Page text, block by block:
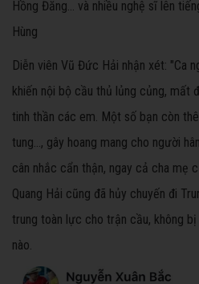
Hồng Đăng... và nhiều nghệ sĩ lên
Hùng
Diễn viên Vũ Đức Hải nhận xét: "Ca
khiến nội bộ cầu thủ lủng củng, mất
tinh thần các em. Một số bạn còn
tung..., gây hoang mang cho người
cân nhắc cẩn thận, ngay cả cha mẹ
Quang Hải cũng đã hủy chuyến đi
trung toàn lực cho trận cầu, không
nào.